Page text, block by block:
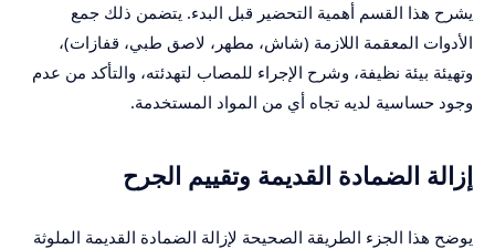
يشرح هذا القسم أهمية التحضير قبل البدء. يتضمن ذلك جمع
الأدوات المعقمة اللازمة (شاش، مطهر، لاصق طبي، قفازات)،
وتهيئة بيئة نظيفة، وشرح الإجراء للمصاب لتهدئته، والتأكد من عدم
وجود حساسية لديه تجاه أي من المواد المستخدمة.
إزالة الضمادة القديمة وتقييم الجرح
يوضح هذا الجزء الطريقة الصحيحة لإزالة الضمادة القديمة الملوثة